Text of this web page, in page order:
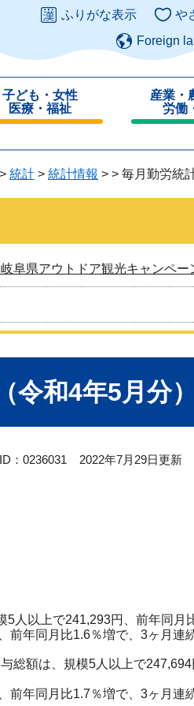
ふりがな表示 や
Foreign
子ども・女性
医療・福祉
産業・
労働
じ
る
> 統計 > 統計情報 > > 毎月勤労統
阜県アウトドア観光キャンペー
令和4年5月分）
：0236031 2022年7月29日更新
人以上で241,293円、前年同月
前年同月比1.6％増で、3ヶ月連
総額は、規模5人以上で
前年同月比1.7％増で、3ヶ月連